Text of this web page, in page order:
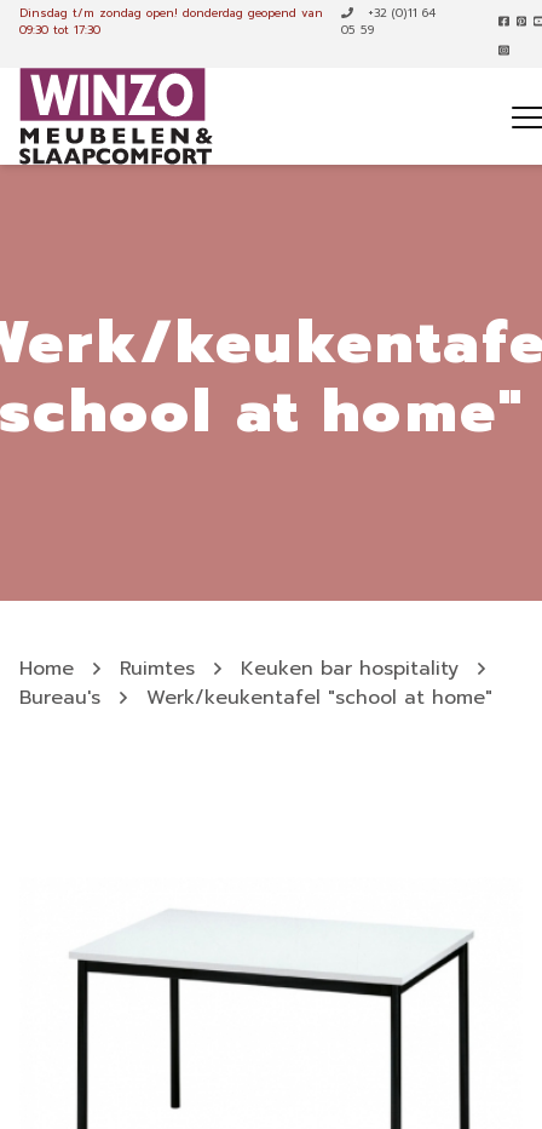
Dinsdag t/m zondag open! donderdag geopend van
09:30 tot 17:30
+32 (0)11 64
05 59
at home"
Home Ruimtes
Keuken bar hospitality
Bureau's
Werk/keukentafel "school at home"